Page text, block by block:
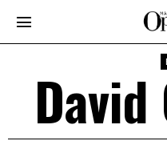
David